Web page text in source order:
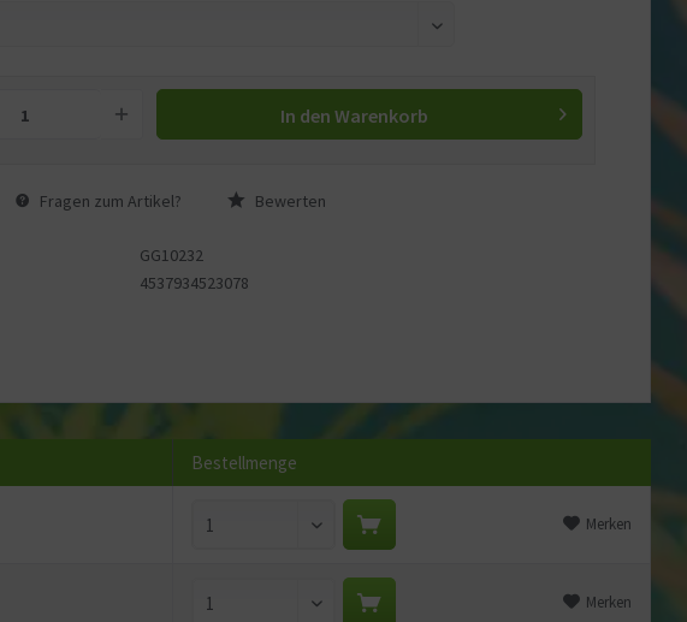
In den Warenkorb
Fragen zum Artikel? Bewerten
GG10232
4537934523078
Bestellmenge
Merken
Merken